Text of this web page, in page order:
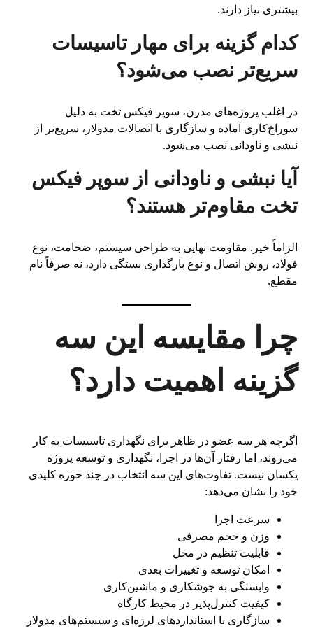
بیشتری نیاز دارند.
کدام گزینه برای مهار تاسیسات
سریع‌تر نصب می‌شود؟
در اغلب پروژه‌های مدرن، سوپر فیکس تخت به دلیل
سوراخ‌کاری آماده و سازگاری با اتصالات مدولار، سریع‌تر از
نبشی و ناودانی نصب می‌شود.
آیا نبشی و ناودانی از سوپر فیکس
تخت مقاوم‌تر هستند؟
الزاماً خیر. مقاومت نهایی به طراحی سیستم، ضخامت، نوع
فولاد، روش اتصال و نوع بارگذاری بستگی دارد، نه صرفاً نام
مقطع.
چرا مقایسه این سه
گزینه اهمیت دارد؟
اگرچه هر سه عضو در ظاهر برای نگهداری تاسیسات به کار
می‌روند، اما رفتار آن‌ها در اجرا، نگهداری و توسعه پروژه
یکسان نیست. تفاوت‌های این سه انتخاب در چند حوزه کلیدی
خود را نشان می‌دهد:
سرعت اجرا
وزن و حجم مصرفی
قابلیت تنظیم در محل
امکان توسعه و تغییرات بعدی
وابستگی به جوشکاری و ماشین‌کاری
کیفیت کنترل‌پذیر در محیط کارگاه
سازگاری با استانداردهای لرزه‌ای و سیستم‌های مدولار